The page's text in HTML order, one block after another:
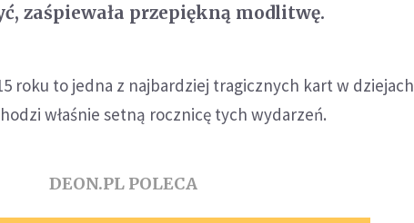
zaśpiewała przepiękną modlitwę.
roku to jedna z najbardziej tragicznych kart w dziejach
właśnie setną rocznicę tych wydarzeń.
DEON.PL POLECA